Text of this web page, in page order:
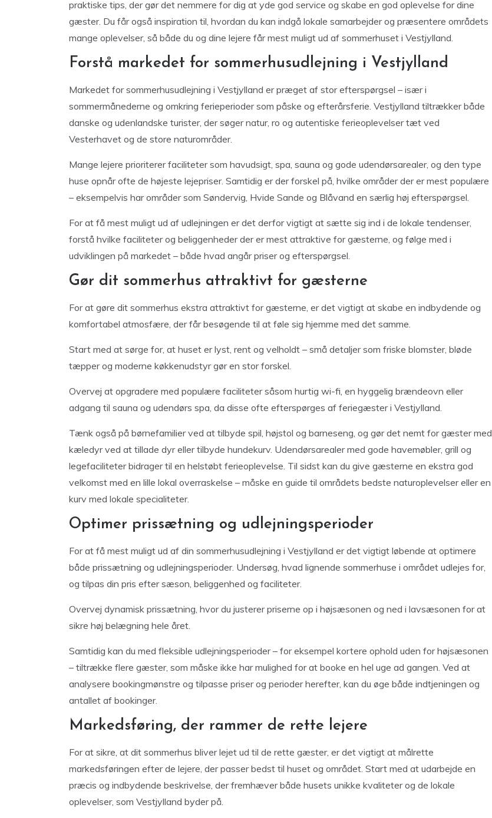
praktiske tips, der gør det nemmere for dig at yde god service og skabe en god oplevelse for dine
gæster. Du får også inspiration til, hvordan du kan indgå lokale samarbejder og præsentere områdets
mange oplevelser, så både du og dine lejere får mest muligt ud af sommerhuset i Vestjylland.
Forstå markedet for sommerhusudlejning i Vestjylland
Markedet for sommerhusudlejning i Vestjylland er præget af stor efterspørgsel – især i
sommermånederne og omkring ferieperioder som påske og efterårsferie. Vestjylland tiltrækker både
danske og udenlandske turister, der søger natur, ro og autentiske ferieoplevelser tæt ved
Vesterhavet og de store naturområder.
Mange lejere prioriterer faciliteter som havudsigt, spa, sauna og gode udendørsarealer, og den type
huse opnår ofte de højeste lejepriser. Samtidig er der forskel på, hvilke områder der er mest populære
– eksempelvis har områder som Søndervig, Hvide Sande og Blåvand en særlig høj efterspørgsel.
For at få mest muligt ud af udlejningen er det derfor vigtigt at sætte sig ind i de lokale tendenser,
forstå hvilke faciliteter og beliggenheder der er mest attraktive for gæsterne, og følge med i
udviklingen på markedet – både hvad angår priser og efterspørgsel.
Gør dit sommerhus attraktivt for gæsterne
For at gøre dit sommerhus ekstra attraktivt for gæsterne, er det vigtigt at skabe en indbydende og
komfortabel atmosfære, der får besøgende til at føle sig hjemme med det samme.
Start med at sørge for, at huset er lyst, rent og velholdt – små detaljer som friske blomster, bløde
tæpper og moderne køkkenudstyr gør en stor forskel.
Overvej at opgradere med populære faciliteter såsom hurtig wi-fi, en hyggelig brændeovn eller
adgang til sauna og udendørs spa, da disse ofte efterspørges af feriegæster i Vestjylland.
Tænk også på børnefamilier ved at tilbyde spil, højstol og barneseng, og gør det nemt for gæster med
kæledyr ved at tillade dyr eller tilbyde hundekurv. Udendørsarealer med gode havemøbler, grill og
legefaciliteter bidrager til en helstøbt ferieoplevelse. Til sidst kan du give gæsterne en ekstra god
velkomst med en lille lokal overraskelse – måske en guide til områdets bedste naturoplevelser eller en
kurv med lokale specialiteter.
Optimer prissætning og udlejningsperioder
For at få mest muligt ud af din sommerhusudlejning i Vestjylland er det vigtigt løbende at optimere
både prissætning og udlejningsperioder. Undersøg, hvad lignende sommerhuse i området udlejes for,
og tilpas din pris efter sæson, beliggenhed og faciliteter.
Overvej dynamisk prissætning, hvor du justerer priserne op i højsæsonen og ned i lavsæsonen for at
sikre høj belægning hele året.
Samtidig kan du med fleksible udlejningsperioder – for eksempel kortere ophold uden for højsæsonen
– tiltrække flere gæster, som måske ikke har mulighed for at booke en hel uge ad gangen. Ved at
analysere bookingmønstre og tilpasse priser og perioder herefter, kan du øge både indtjeningen og
antallet af bookinger.
Markedsføring, der rammer de rette lejere
For at sikre, at dit sommerhus bliver lejet ud til de rette gæster, er det vigtigt at målrette
markedsføringen efter de lejere, der passer bedst til huset og området. Start med at udarbejde en
præcis og indbydende beskrivelse, der fremhæver både husets unikke kvaliteter og de lokale
oplevelser, som Vestjylland byder på.